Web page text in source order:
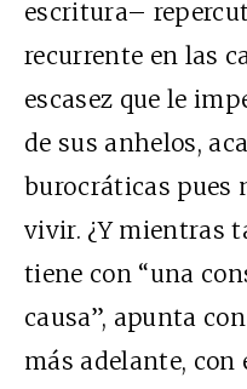
escritura–
recurrente en las
escasez que le
de sus anhelos,
burocráticas pues
vivir. ¿Y mientras
tiene con “una
causa”, apunta
más adelante, con